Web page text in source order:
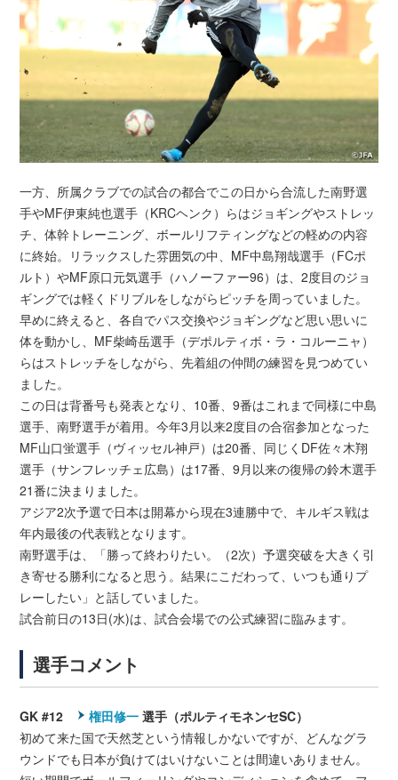
一方、所属クラブでの試合の都合でこの日から合流した南野選
手やMF伊東純也選手（KRCヘンク）らはジョギングやストレッ
チ、体幹トレーニング、ボールリフティングなどの軽めの内容
に終始。リラックスした雰囲気の中、MF中島翔哉選手（FCポ
ルト）やMF原口元気選手（ハノーファー96）は、2度目のジョ
ギングでは軽くドリブルをしながらピッチを周っていました。
早めに終えると、各自でパス交換やジョギングなど思い思いに
体を動かし、MF柴崎岳選手（デポルティボ・ラ・コルーニャ）
らはストレッチをしながら、先着組の仲間の練習を見つめてい
ました。
この日は背番号も発表となり、10番、9番はこれまで同様に中島
選手、南野選手が着用。今年3月以来2度目の合宿参加となった
MF山口蛍選手（ヴィッセル神戸）は20番、同じくDF佐々木翔
選手（サンフレッチェ広島）は17番、9月以来の復帰の鈴木選手
21番に決まりました。
アジア2次予選で日本は開幕から現在3連勝中で、キルギス戦は
年内最後の代表戦となります。
南野選手は、「勝って終わりたい。（2次）予選突破を大きく引
き寄せる勝利になると思う。結果にこだわって、いつも通りプ
レーしたい」と話していました。
試合前日の13日(水)は、試合会場での公式練習に臨みます。
選手コメント
GK #12 権田修一 選手（ポルティモネンセSC）
初めて来た国で天然芝という情報しかないですが、どんなグラ
ウンドでも日本が負けてはいけないことは間違いありません。